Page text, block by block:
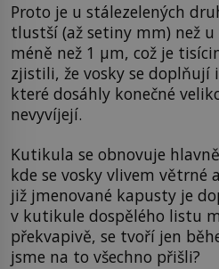
Proto je u stálezelených
tlustší (až setiny mm) než
méně než 1 µm, což je
zjistili, že vosky se doplňují
které dosáhly konečné
nevyvíjejí.
Kutikula se obnovuje
kde se vosky vlivem větrné
již jmenované kapusty je
v kutikule dospělého listu
překvapivě, se tvoří jen
jsme na to všechno přišli?